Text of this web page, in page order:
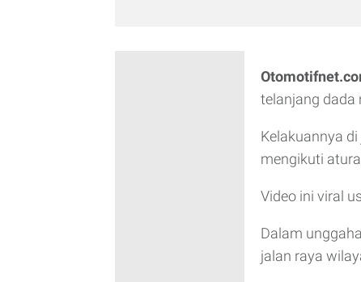
telanjang dada
Kelakuannya
mengikuti
Video ini viral
Dalam
jalan raya